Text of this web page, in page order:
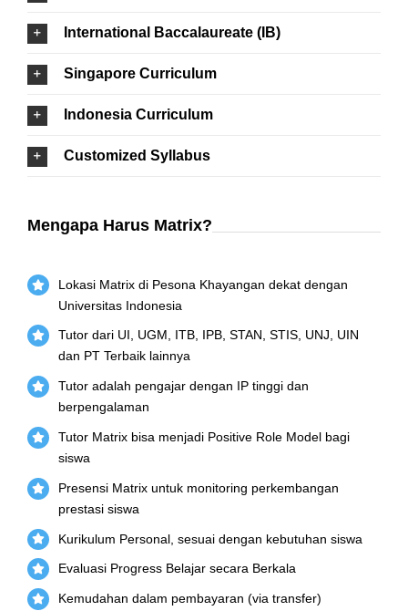
International Baccalaureate (IB)
Singapore Curriculum
Indonesia Curriculum
Customized Syllabus
Mengapa Harus Matrix?
Lokasi Matrix di Pesona Khayangan dekat dengan
Universitas Indonesia
Tutor dari UI, UGM, ITB, IPB, STAN, STIS, UNJ, UIN
dan PT Terbaik lainnya
Tutor adalah pengajar dengan IP tinggi dan
berpengalaman
Tutor Matrix bisa menjadi Positive Role Model bagi
siswa
Presensi Matrix untuk monitoring perkembangan
prestasi siswa
Kurikulum Personal, sesuai dengan kebutuhan siswa
Evaluasi Progress Belajar secara Berkala
Kemudahan dalam pembayaran (via transfer)